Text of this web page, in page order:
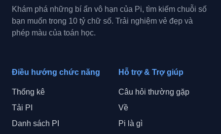
Khám phá những bí ẩn vô hạn của Pi, tìm kiếm chuỗi số
bạn muốn trong 10 tỷ chữ số. Trải nghiệm vẻ đẹp và
phép màu của toán học.
Điều hướng chức năng
Thống kê
Tải PI
Danh sách PI
Hỗ trợ & Trợ giúp
Câu hỏi thường gặp
Về
Pi là gì